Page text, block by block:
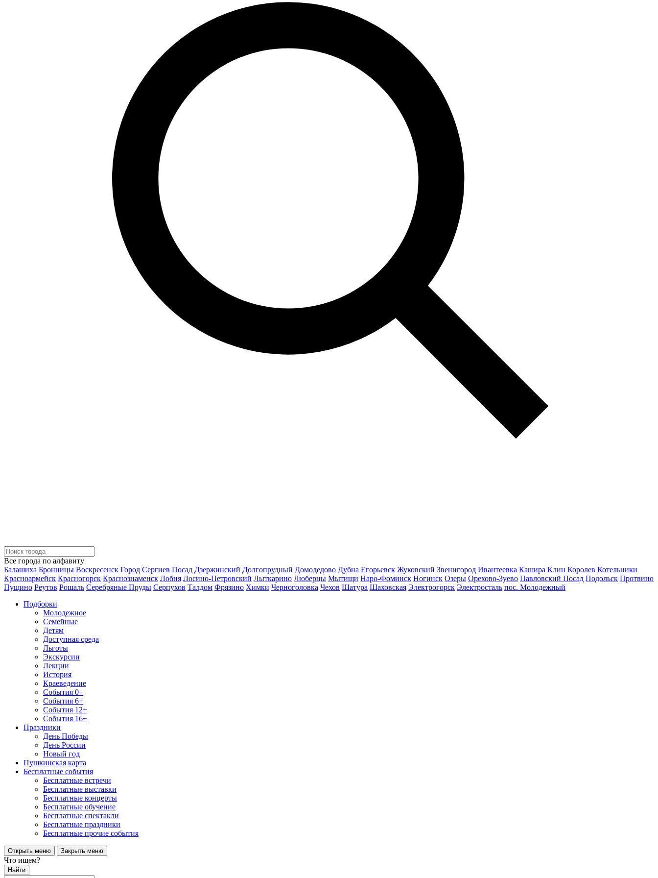
Все города по алфавиту
Балашиха Бронницы Воскресенск Город Сергиев Посад Дзержинский Долгопрудный Домодедово Дубна Егорьевск Жуковский Звенигород Ивантеевка Кашира Клин Королев Котельники
Красноармейск Красногорск Краснознаменск Лобня Лосино-Петровский Лыткарино Люберцы Мытищи Наро-Фоминск Ногинск Озеры Орехово-Зуево Павловский Посад Подольск Протвино
Пущино Реутов Рошаль Серебряные Пруды Серпухов Талдом Фрязино Химки Черноголовка Чехов Шатура Шаховская Электрогорск Электросталь пос. Молодежный
Подборки
Молодежное
Семейные
Детям
Доступная среда
Льготы
Экскурсии
Лекции
История
Краеведение
События 0+
События 6+
События 12+
События 16+
Праздники
День Победы
День России
Новый год
Пушкинская карта
Бесплатные события
Бесплатные встречи
Бесплатные выставки
Бесплатные концерты
Бесплатные обучение
Бесплатные спектакли
Бесплатные праздники
Бесплатные прочие события
Открыть меню Закрыть меню
Что ищем?
Найти